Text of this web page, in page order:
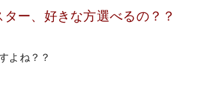
ー、好きな方選べるの？？
よね？？